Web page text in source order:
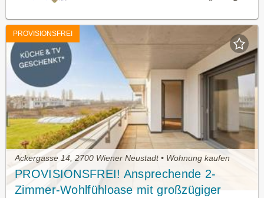
PROVISIONSFREI
Ackergasse 14, 2700 Wiener Neustadt • Wohnung kaufen
PROVISIONSFREI! Ansprechende 2-
Zimmer-Wohlfühloase mit großzügiger